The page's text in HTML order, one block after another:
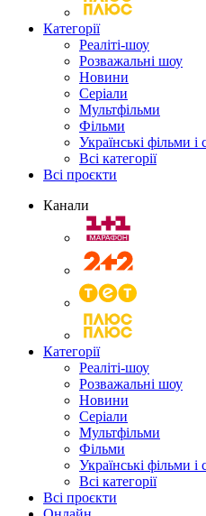
Категорії
Реаліті-шоу
Розважальні шоу
Новини
Серіали
Мультфільми
Фільми
Українські фільми і
Всі категорії
Всі проєкти
Канали
Категорії
Реаліті-шоу
Розважальні шоу
Новини
Серіали
Мультфільми
Фільми
Українські фільми і
Всі категорії
Всі проєкти